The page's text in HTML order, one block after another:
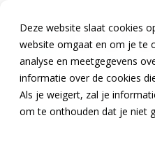
Deze website slaat cookies
website omgaat en om je te
analyse en meetgegevens
informatie over de cookies
Als je weigert, zal je
om te onthouden dat je niet
Home»Producten